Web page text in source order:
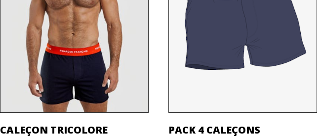
CALEÇON TRICOLORE
PACK 4 CALEÇONS